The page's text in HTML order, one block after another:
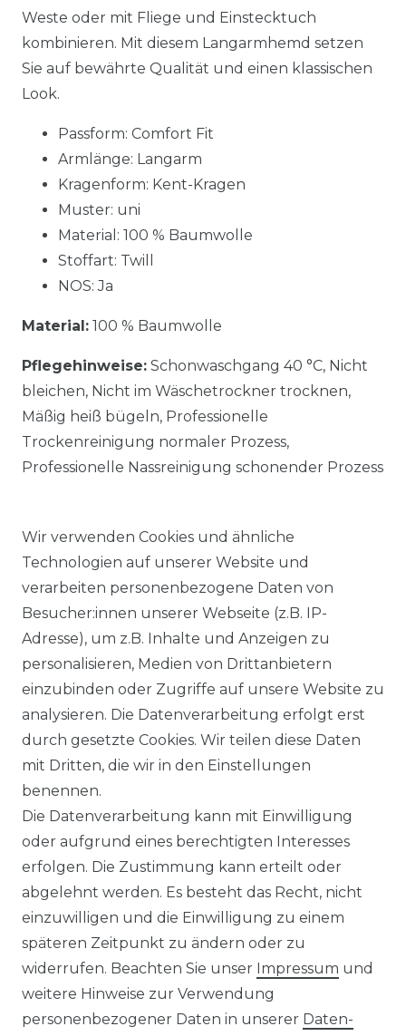
Weste oder mit Fliege und Einstecktuch
kombinieren. Mit diesem Langarmhemd setzen
Sie auf bewährte Qualität und einen klassischen
Look.
Passform: Comfort Fit
Armlänge: Langarm
Kragenform: Kent-Kragen
Muster: uni
Material: 100 % Baumwolle
Stoffart: Twill
NOS: Ja
Material: 100 % Baumwolle
Pflegehinweise: Schonwaschgang 40 °C, Nicht
bleichen, Nicht im Wäschetrockner trocknen,
Mäßig heiß bügeln, Professionelle
Trockenreinigung normaler Prozess,
Professionelle Nassreinigung schonender Prozess
Ähnlicher Artikel
Venti - Modern Fit - Herren
Langarm Business Hemd
(144262600)
UVP 49,99 €
ab 47,99 € *
inkl. ges. MwSt. Versandkosten
Impressum Daten­schutz­erklärung
Wir verwenden Cookies und ähnliche
Technologien auf unserer Website und
verarbeiten personenbezogene Daten von
Besucher:innen unserer Webseite (z.B. IP-
Adresse), um z.B. Inhalte und Anzeigen zu
personalisieren, Medien von Drittanbietern
einzubinden oder Zugriffe auf unsere Website zu
analysieren. Die Datenverarbeitung erfolgt erst
durch gesetzte Cookies. Wir teilen diese Daten
mit Dritten, die wir in den Einstellungen
benennen.
Die Datenverarbeitung kann mit Einwilligung
oder aufgrund eines berechtigten Interesses
erfolgen. Die Zustimmung kann erteilt oder
abgelehnt werden. Es besteht das Recht, nicht
einzuwilligen und die Einwilligung zu einem
späteren Zeitpunkt zu ändern oder zu
widerrufen. Beachten Sie unser Impressum und
weitere Hinweise zur Verwendung
personenbezogener Daten in unserer Daten­